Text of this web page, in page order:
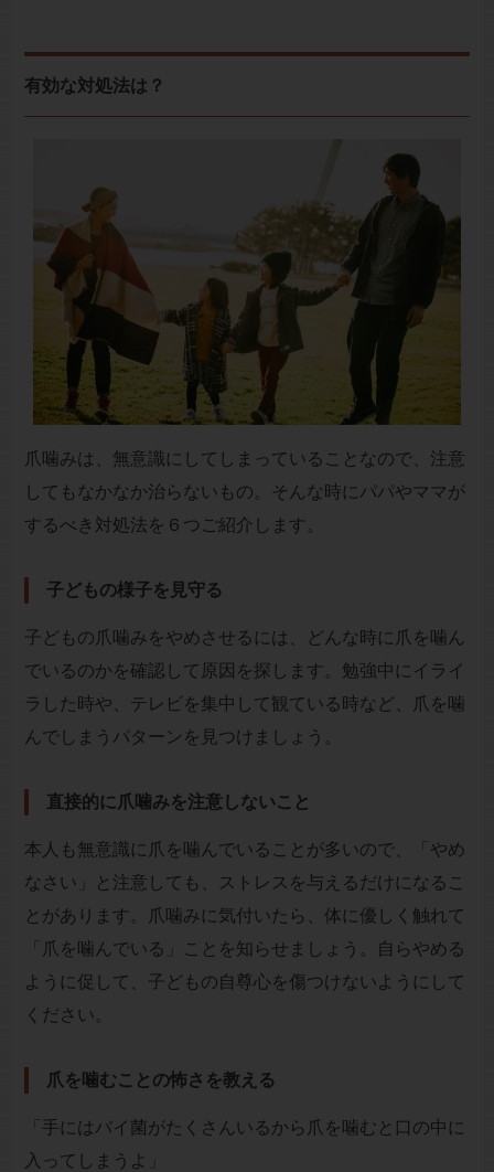
有効な対処法は？
爪噛みは、無意識にしてしまっていることなので、注意
してもなかなか治らないもの。そんな時にパパやママが
するべき対処法を６つご紹介します。
子どもの様子を見守る
子どもの爪噛みをやめさせるには、どんな時に爪を噛ん
でいるのかを確認して原因を探します。勉強中にイライ
ラした時や、テレビを集中して観ている時など、爪を噛
んでしまうパターンを見つけましょう。
直接的に爪噛みを注意しないこと
本人も無意識に爪を噛んでいることが多いので、「やめ
なさい」と注意しても、ストレスを与えるだけになるこ
とがあります。爪噛みに気付いたら、体に優しく触れて
「爪を噛んでいる」ことを知らせましょう。自らやめる
ように促して、子どもの自尊心を傷つけないようにして
ください。
爪を噛むことの怖さを教える
「手にはバイ菌がたくさんいるから爪を噛むと口の中に
入ってしまうよ」